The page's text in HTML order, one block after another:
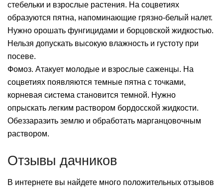
стебельки и взрослые растения. На соцветиях
образуются пятна, напоминающие грязно-белый налет.
Нужно орошать фунгицидами и борцовской жидкостью.
Нельзя допускать высокую влажность и густоту при
посеве.
Фомоз. Атакует молодые и взрослые саженцы. На
соцветиях появляются темные пятна с точками,
корневая система становится темной. Нужно
опрыскать легким раствором бордосской жидкости.
Обеззаразить землю и обработать марганцовочным
раствором.
Отзывы дачников
В интернете вы найдете много положительных отзывов